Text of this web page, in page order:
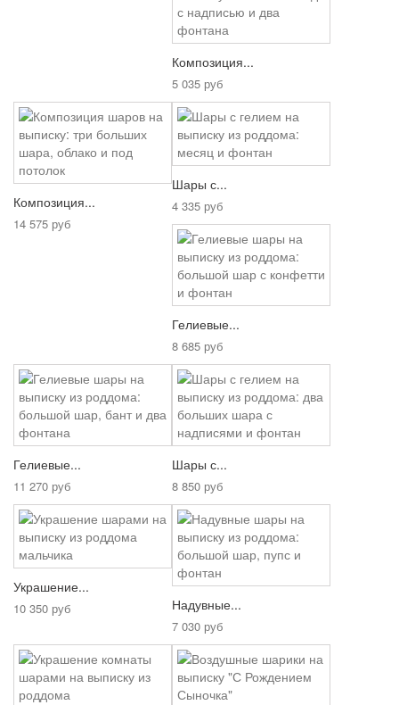
Композиция...
5 035 руб
Композиция...
14 575 руб
Шары с...
4 335 руб
Гелиевые...
8 685 руб
Гелиевые...
11 270 руб
Шары с...
8 850 руб
Украшение...
10 350 руб Надувные...
7 030 руб